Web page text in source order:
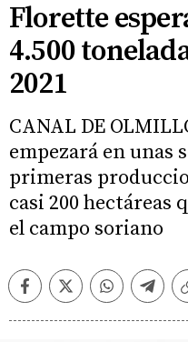
Florette
4.500
2021
CANAL DE
empezará en unas
primeras
casi 200 hectáreas
el campo soriano
FacebookTwitterWhatsapp